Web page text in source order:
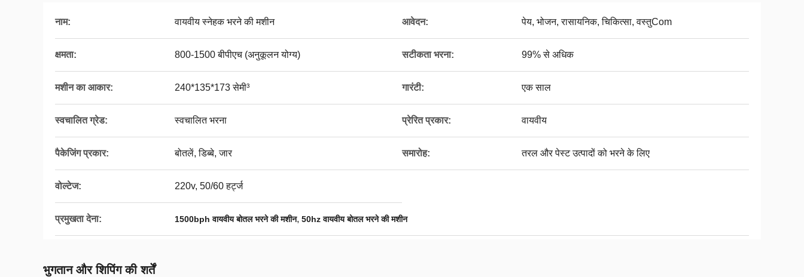
नाम: वायवीय स्नेहक भरने की मशीन आवेदन: पेय, भोजन, रासायनिक, चिकित्सा, वस्तुCom
क्षमता: 800-1500 बीपीएच (अनुकूलन योग्य) सटीकता भरना: 99% से अधिक
मशीन का आकार: 240*135*173 सेमी³ गारंटी: एक साल
स्वचालित ग्रेड: स्वचालित भरना प्रेरित प्रकार: वायवीय
पैकेजिंग प्रकार: बोतलें, डिब्बे, जार समारोह: तरल और पेस्ट उत्पादों को भरने के लिए
वोल्टेज: 220v, 50/60 हर्ट्ज
प्रमुखता देना: 1500bph वायवीय बोतल भरने की मशीन, 50hz वायवीय बोतल भरने की मशीन
भुगतान और शिपिंग की शर्तें